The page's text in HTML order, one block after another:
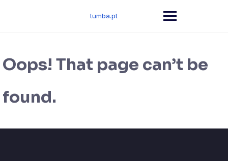
tumba.pt
Oops! That page can’t be
found.